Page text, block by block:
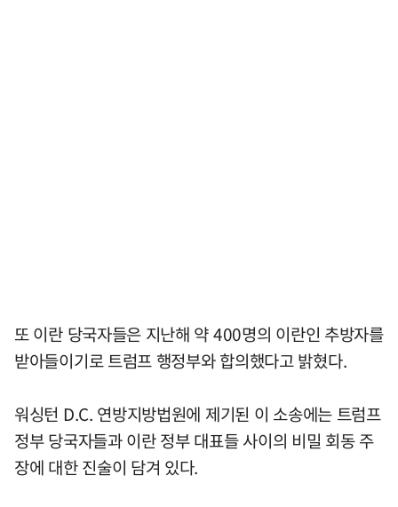
또 이란 당국자들은 지난해 약 400명의 이란인 추방자를
받아들이기로 트럼프 행정부와 합의했다고 밝혔다.
워싱턴 D.C. 연방지방법원에 제기된 이 소송에는 트럼프
정부 당국자들과 이란 정부 대표들 사이의 비밀 회동 주
장에 대한 진술이 담겨 있다.